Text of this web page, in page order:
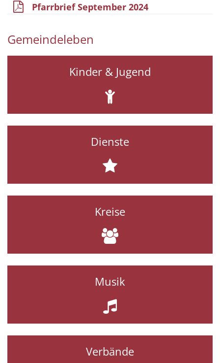
Pfarrbrief September 2024
Gemeindeleben
Kinder & Jugend
Dienste
Kreise
Musik
Verbände